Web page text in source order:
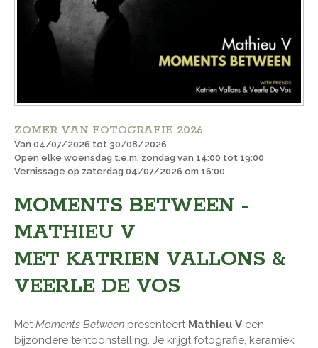
ZOMER VAN FOTOGRAFIE 2026
Van 04/07/2026 tot 30/08/2026
Open elke woensdag t.e.m. zondag van 14:00 tot 19:00
Vernissage op zaterdag 04/07/2026 om 16:00
MOMENTS BETWEEN -
MATHIEU V
MET KATRIEN VALLONS &
VEERLE DE VOS
Met Moments Between presenteert Mathieu V een
bijzondere tentoonstelling. Je krijgt fotografie, keramiek